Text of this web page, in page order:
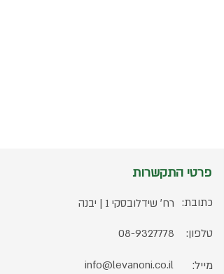
פרטי התקשרות
רח׳ שידלובסקי 1 | יבנה כתובת:
08-9327778 טלפון:
info@levanoni.co.il מייל: